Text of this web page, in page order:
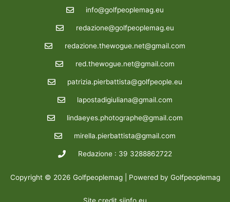
info@golfpeoplemag.eu
redazione@golfpeoplemag.eu
redazione.thewogue.net@gmail.com
red.thewogue.net@gmail.com
patrizia.pierbattista@golfpeople.eu
lapostadigiuliana@gmail.com
lindaeyes.photographe@gmail.com
mirella.pierbattista@gmail.com
Redazione : 39 3288862722
Copyright © 2026 Golfpeoplemag | Powered by Golfpeoplemag